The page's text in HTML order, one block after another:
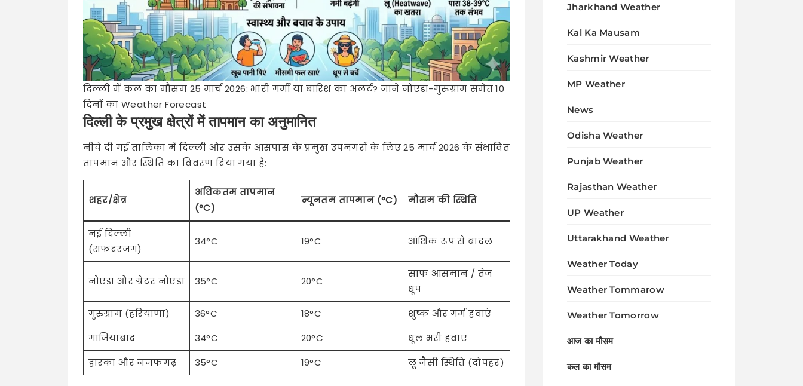
दिल्ली में कल का मौसम 25 मार्च 2026: भारी गर्मी या बारिश का अलर्ट? जानें नोएडा-गुरुग्राम समेत 10
दिनों का Weather Forecast
दिल्ली के प्रमुख क्षेत्रों में तापमान का अनुमानित
नीचे दी गई तालिका में दिल्ली और उसके आसपास के प्रमुख उपनगरों के लिए 25 मार्च 2026 के संभावित
तापमान और स्थिति का विवरण दिया गया है:
शहर/क्षेत्र
अधिकतम तापमान
(°C)
न्यूनतम तापमान (°C) मौसम की स्थिति
नई दिल्ली
(सफदरजंग)
34°C 19°C आंशिक रूप से बादल
नोएडा और ग्रेटर नोएडा 35°C 20°C
साफ आसमान / तेज
धूप
गुरुग्राम (हरियाणा)
36°C 18°C
शुष्क और गर्म हवाएं
गाजियाबाद
34°C 20°C
धूल भरी हवाएं
द्वारका और नजफगढ़
35°C 19°C लू जैसी स्थिति (दोपहर)
Jharkhand Weather
Kal Ka Mausam
Kashmir Weather
MP Weather
News
Odisha Weather
Punjab Weather
Rajasthan Weather
UP Weather
Uttarakhand Weather
Weather Today
Weather Tommarow
Weather Tomorrow
आज का मौसम
कल का मौसम